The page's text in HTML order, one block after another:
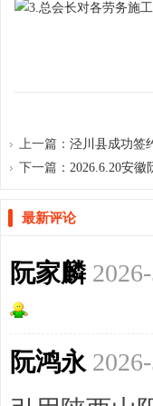
上一篇： 泾川县成功签
下一篇： 2026.6.20安徽
最新评论
阮家麟
阮鸿永